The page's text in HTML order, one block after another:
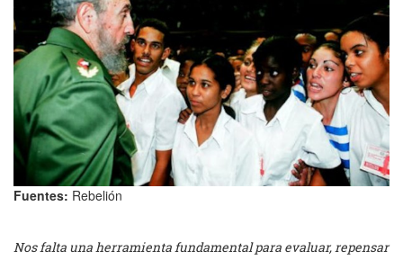
Fuentes: Rebelión
Nos falta una herramienta fundamental para evaluar, repensar